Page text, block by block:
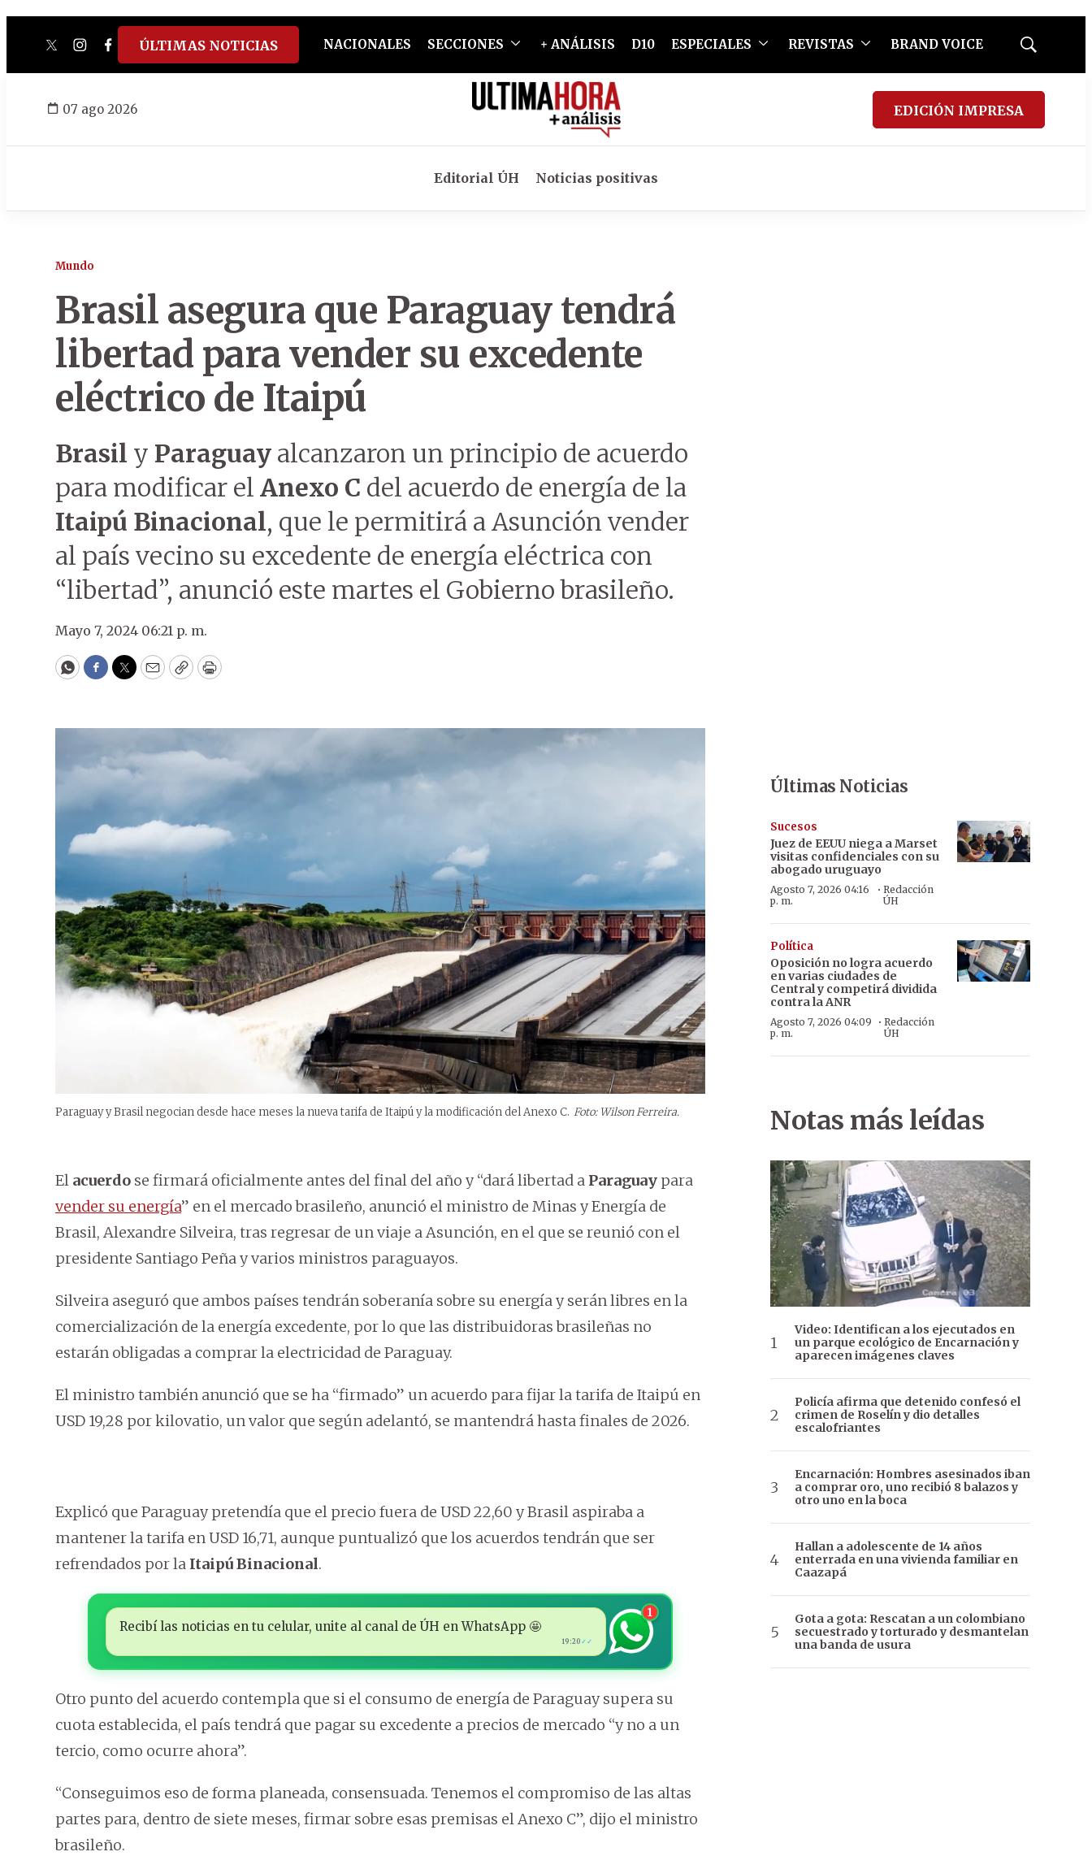
twitterinstagram
facebook
tiktokyoutube
spotify
ÚLTIMAS NOTICIAS NACIONALES SECCIONES + ANÁLISIS D10 ESPECIALES REVISTAS BRAND VOICE
Mostrar
07 ago 2026 EDICIÓN IMPRESA
Editorial ÚH Noticias positivas
Mundo
Brasil asegura que Paraguay tendrá
libertad para vender su excedente
eléctrico de Itaipú
Brasil y Paraguay alcanzaron un principio de acuerdo
para modificar el Anexo C del acuerdo de energía de la
Itaipú Binacional, que le permitirá a Asunción vender
al país vecino su excedente de energía eléctrica con
“libertad”, anunció este martes el Gobierno brasileño.
Mayo 7, 2024 06:21 p. m.
WhatsApp
Facebook
Twitter
EmailCopyPrint
Paraguay y Brasil negocian desde hace meses la nueva tarifa de Itaipú y la modificación del Anexo C. Foto: Wilson Ferreira.
El acuerdo se firmará oficialmente antes del final del año y “dará libertad a Paraguay para
vender su energía” en el mercado brasileño, anunció el ministro de Minas y Energía de
Brasil, Alexandre Silveira, tras regresar de un viaje a Asunción, en el que se reunió con el
presidente Santiago Peña y varios ministros paraguayos.
Silveira aseguró que ambos países tendrán soberanía sobre su energía y serán libres en la
comercialización de la energía excedente, por lo que las distribuidoras brasileñas no
estarán obligadas a comprar la electricidad de Paraguay.
El ministro también anunció que se ha “firmado” un acuerdo para fijar la tarifa de Itaipú en
USD 19,28 por kilovatio, un valor que según adelantó, se mantendrá hasta finales de 2026.
Explicó que Paraguay pretendía que el precio fuera de USD 22,60 y Brasil aspiraba a
mantener la tarifa en USD 16,71, aunque puntualizó que los acuerdos tendrán que ser
refrendados por la Itaipú Binacional.
Recibí las noticias en tu celular, unite al canal de ÚH en WhatsApp 🤩
19:20 ✓✓
1
Otro punto del acuerdo contempla que si el consumo de energía de Paraguay supera su
cuota establecida, el país tendrá que pagar su excedente a precios de mercado “y no a un
tercio, como ocurre ahora”.
“Conseguimos eso de forma planeada, consensuada. Tenemos el compromiso de las altas
partes para, dentro de siete meses, firmar sobre esas premisas el Anexo C”, dijo el ministro
brasileño.
Últimas Noticias
Sucesos
Juez de EEUU niega a Marset
visitas confidenciales con su
abogado uruguayo
Agosto 7, 2026 04:16
p. m.
·Redacción
ÚH
Política
Oposición no logra acuerdo
en varias ciudades de
Central y competirá dividida
contra la ANR
Agosto 7, 2026 04:09
p. m.
· Redacción
ÚH
Notas más leídas
Video: Identifican a los ejecutados en
un parque ecológico de Encarnación y
aparecen imágenes claves
Policía afirma que detenido confesó el
crimen de Roselín y dio detalles
escalofriantes
Encarnación: Hombres asesinados iban
a comprar oro, uno recibió 8 balazos y
otro uno en la boca
Hallan a adolescente de 14 años
enterrada en una vivienda familiar en
Caazapá
Gota a gota: Rescatan a un colombiano
secuestrado y torturado y desmantelan
una banda de usura